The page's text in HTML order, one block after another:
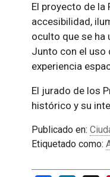
El proyecto de
accesibilidad,
oculto que se ha
Junto con el uso
experiencia
El jurado de los
histórico y su
Publicado en:
Etiquetado como: